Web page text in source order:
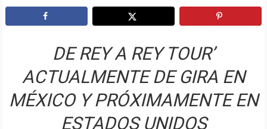
DE REY A REY TOUR’
ACTUALMENTE DE GIRA EN
MÉXICO Y PRÓXIMAMENTE EN
ESTADOS UNIDOS